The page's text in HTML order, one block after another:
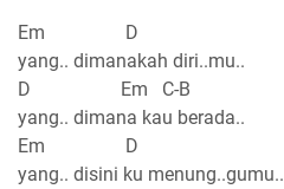
Em D
yang.. dimanakah diri..mu..
D Em C-B
yang.. dimana kau berada..
Em D
yang.. disini ku menung..gumu..